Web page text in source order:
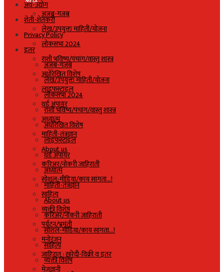
अजब-गजब
लेख/उपयुक्त माहिती/योजना
लोकसभा 2024
राशी भविष्य/पंचांग/वास्तु शास्त्र
अधोरेखित विशेष
लाइफस्टाइल
थर्ड अंपायर
अध्यात्म
माहिती-तंत्रज्ञान
About us
करिअर/नोकरी जाहिराती
सोशल-मीडिया/काय सांगता…!
साहित्य
व्यक्ती विशेष
पर्यटन/भ्रमंती
मनोरंजन
जाहिरात : खरेदी-विक्री व इतर
मेजवानी
अर्थ-उद्योग
शेती-शेतकरी
Privacy Policy
इतर
अजब-गजब
लेख/उपयुक्त माहिती/योजना
लोकसभा 2024
राशी भविष्य/पंचांग/वास्तु शास्त्र
अधोरेखित विशेष
लाइफस्टाइल
थर्ड अंपायर
अध्यात्म
माहिती-तंत्रज्ञान
About us
करिअर/नोकरी जाहिराती
सोशल-मीडिया/काय सांगता…!
साहित्य
व्यक्ती विशेष